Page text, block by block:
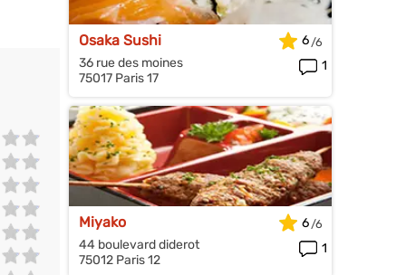
Osaka Sushi
36 rue des moines
75017 Paris 17
6
1
Miyako
44 boulevard diderot
75012 Paris 12
6
1